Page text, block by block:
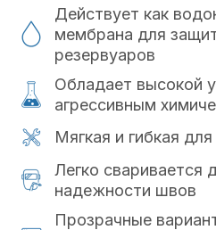
Действует как
мембрана для
резервуаров
Обладает высокой
агрессивным
Мягкая и гибкая
Легко сваривается
надежности швов
Прозрачные